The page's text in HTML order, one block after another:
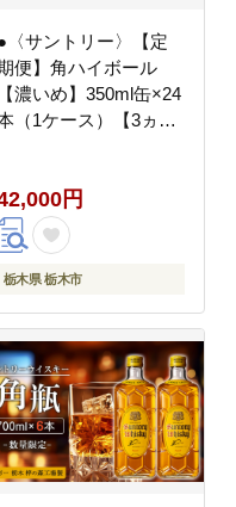
〈サントリー〉【定
便】角ハイボール
【濃いめ】350ml缶×24
（1ケース）【3ヵ月
ィスキー SUNTORY
飲み 宅飲み 定期便
評価 酒 お酒 角瓶 お
すすめ 栃木市
円
栃木県 栃木市